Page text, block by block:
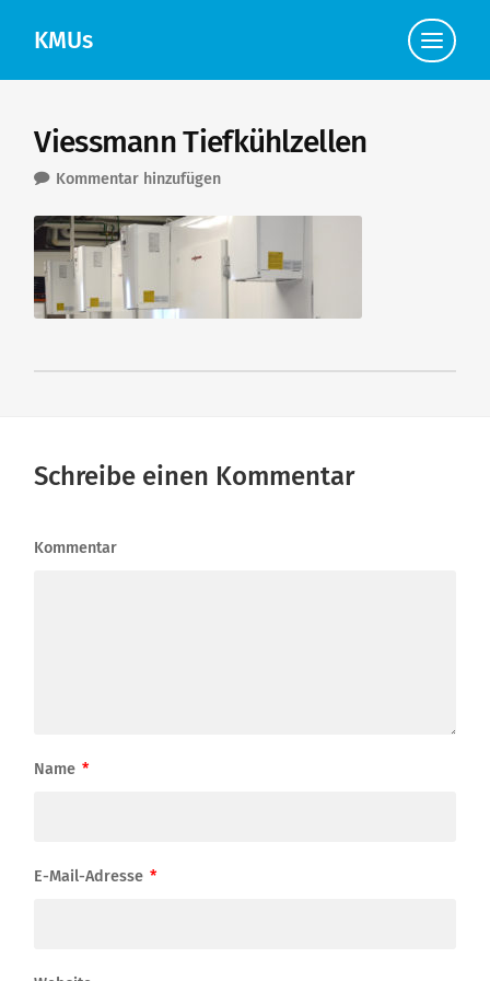
KMUs
Klicke
hier,
um
Viessmann Tiefkühlzellen
Kommentar hinzufügen
Schreibe einen Kommentar
Kommentar
Name *
E-Mail-Adresse *